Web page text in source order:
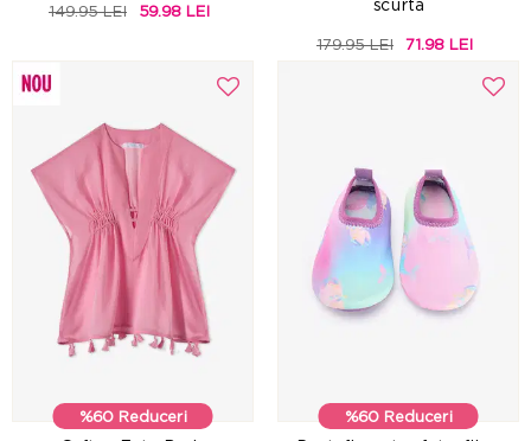
149.95 LEI 59.98 LEI
scurta
179.95 LEI 71.98 LEI
%60 Reduceri %60 Reduceri